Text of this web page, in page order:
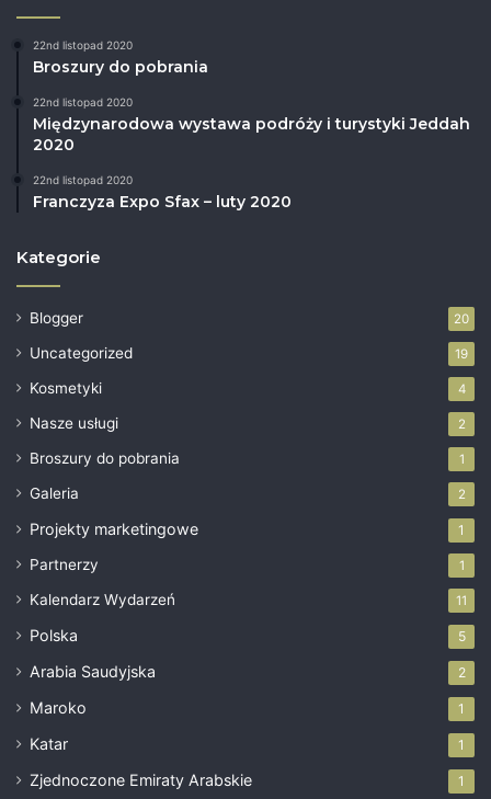
22nd listopad 2020
Broszury do pobrania
22nd listopad 2020
Międzynarodowa wystawa podróży i turystyki Jeddah
2020
22nd listopad 2020
Franczyza Expo Sfax – luty 2020
Kategorie
Blogger 20
Uncategorized 19
Kosmetyki 4
Nasze usługi 2
Broszury do pobrania 1
Galeria 2
Projekty marketingowe 1
Partnerzy 1
Kalendarz Wydarzeń 11
Polska 5
Arabia Saudyjska 2
Maroko 1
Katar 1
Zjednoczone Emiraty Arabskie 1